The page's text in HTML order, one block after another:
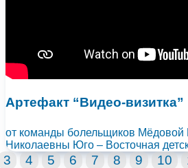
Артефакт “Видео-визитка”
от команды болельщиков
Николаевны Юго – Восточная
3 4 5 6 7 8 9 10